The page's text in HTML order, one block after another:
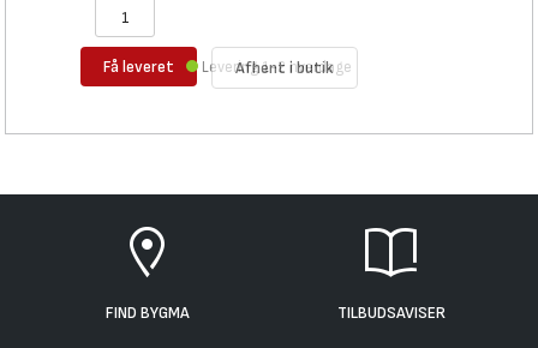
Få leveret Afhent i butik
Levering 1-2 hverdage
FIND BYGMA TILBUDSAVISER